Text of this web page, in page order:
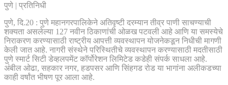
पुणे | प्रतिनिधी
पुणे, दि.20 : पुणे महानगरपालिकेने अतिवृष्टी दरम्यान तीव्र पाणी साचण्याची
शक्यता असलेल्या 127 नवीन ठिकाणांची ओळख पटवली आहे आणि या समस्येचे
निराकरण करण्यासाठी राष्ट्रीय आपत्ती व्यवस्थापन योजनेकडून निधीची मागणी
केली जात आहे. नागरी संस्थेने परिस्थितीचे व्यवस्थापन करण्यासाठी मदतीसाठी
पुणे स्मार्ट सिटी डेव्हलपमेंट कॉर्पोरेशन लिमिटेड कडेही संपर्क साधला आहे.
अंबील ओढा, सहकार नगर, हडपसर आणि सिंहगड रोड या भागांना अलीकडच्या
काही वर्षांत भीषण पूर आला आहे.